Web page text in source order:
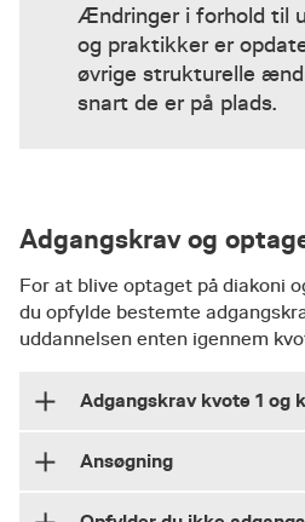
Ændringer i forhold til
og praktikker er
øvrige strukturelle
snart de er på plads.
Adgangskrav og
For at blive optaget på diakoni
du opfylde bestemte
uddannelsen enten igennem
Adgangskrav kvote 1 og
Der er flere muligheder
Ansøgning